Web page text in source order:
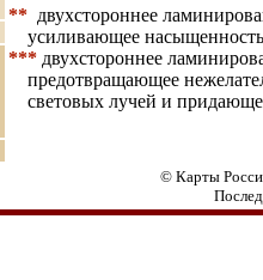
** двухстороннее
усиливающее
*** двухстороннее
предотвращающее
световых лучей и
© Карты